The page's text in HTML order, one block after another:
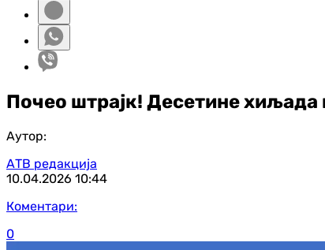
Почео штрајк! Десетине хиљада
Аутор:
АТВ редакција
10.04.2026 10:44
Коментари:
0